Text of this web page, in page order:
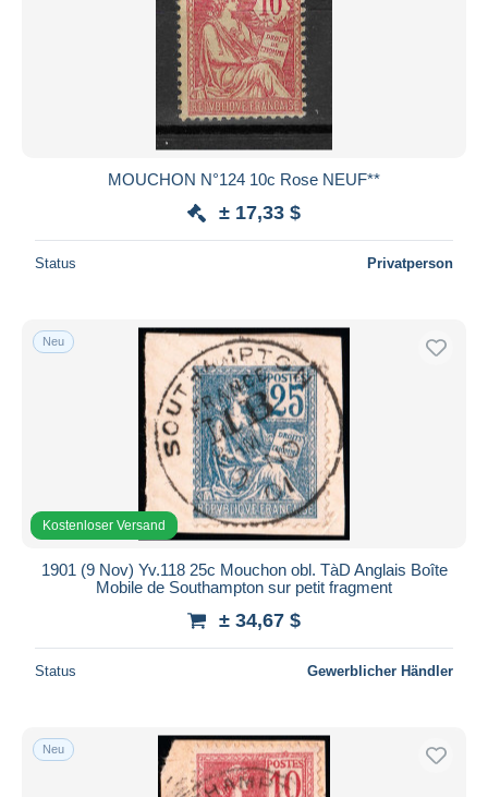
MOUCHON N°124 10c Rose NEUF**
± 17,33 $
Status Privatperson
Neu
Kostenloser Versand
1901 (9 Nov) Yv.118 25c Mouchon obl. TàD Anglais Boîte
Mobile de Southampton sur petit fragment
± 34,67 $
Status Gewerblicher Händler
Neu